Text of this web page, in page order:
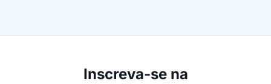
Inscreva-se na